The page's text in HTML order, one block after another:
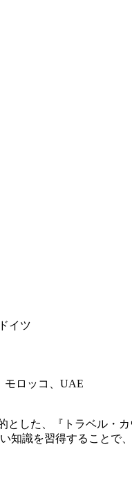
イツ
モロッコ、UAE
した、『トラベル・
知識を習得することで